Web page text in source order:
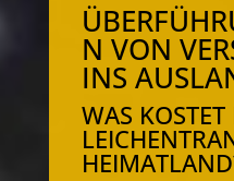
N VON
INS
WAS KOSTET